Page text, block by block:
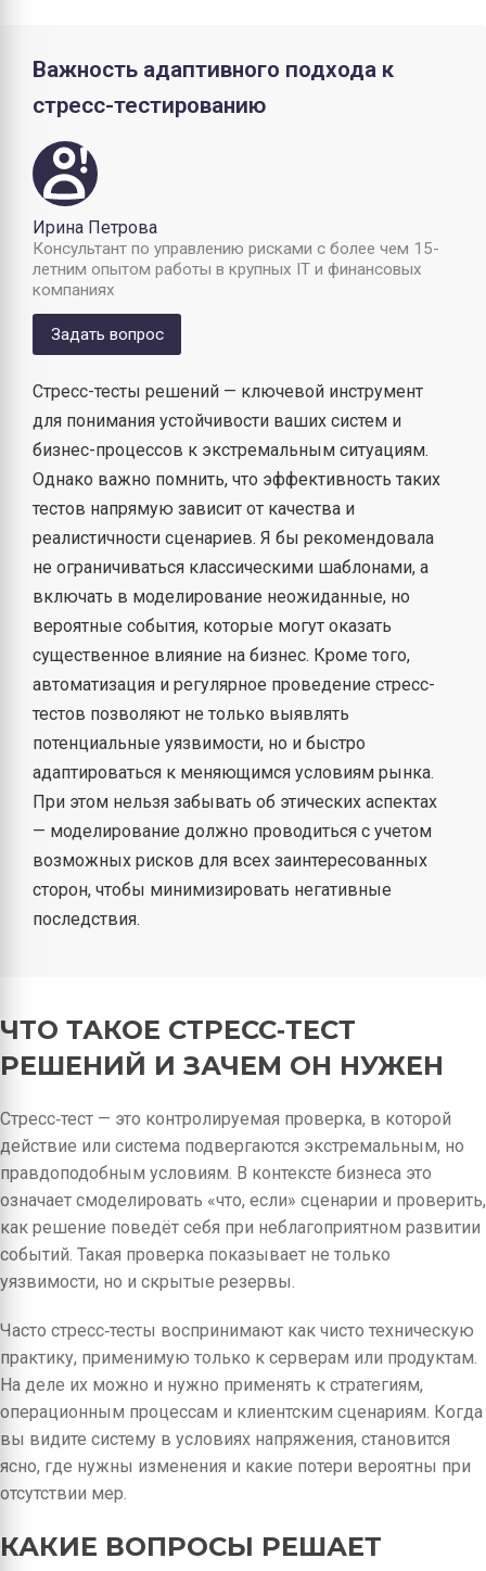
Важность адаптивного подхода к
стресс-тестированию
Ирина Петрова
Консультант по управлению рисками с более чем 15-
летним опытом работы в крупных IT и финансовых
компаниях
Задать вопрос
Стресс-тесты решений — ключевой инструмент
для понимания устойчивости ваших систем и
бизнес-процессов к экстремальным ситуациям.
Однако важно помнить, что эффективность таких
тестов напрямую зависит от качества и
реалистичности сценариев. Я бы рекомендовала
не ограничиваться классическими шаблонами, а
включать в моделирование неожиданные, но
вероятные события, которые могут оказать
существенное влияние на бизнес. Кроме того,
автоматизация и регулярное проведение стресс-
тестов позволяют не только выявлять
потенциальные уязвимости, но и быстро
адаптироваться к меняющимся условиям рынка.
При этом нельзя забывать об этических аспектах
— моделирование должно проводиться с учетом
возможных рисков для всех заинтересованных
сторон, чтобы минимизировать негативные
последствия.
ЧТО ТАКОЕ СТРЕСС‑ТЕСТ
РЕШЕНИЙ И ЗАЧЕМ ОН НУЖЕН
Стресс‑тест — это контролируемая проверка, в которой
действие или система подвергаются экстремальным, но
правдоподобным условиям. В контексте бизнеса это
означает смоделировать «что, если» сценарии и проверить,
как решение поведёт себя при неблагоприятном развитии
событий. Такая проверка показывает не только
уязвимости, но и скрытые резервы.
Часто стресс‑тесты воспринимают как чисто техническую
практику, применимую только к серверам или продуктам.
На деле их можно и нужно применять к стратегиям,
операционным процессам и клиентским сценариям. Когда
вы видите систему в условиях напряжения, становится
ясно, где нужны изменения и какие потери вероятны при
отсутствии мер.
КАКИЕ ВОПРОСЫ РЕШАЕТ